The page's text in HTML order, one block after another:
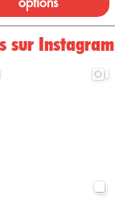
sur Instagram